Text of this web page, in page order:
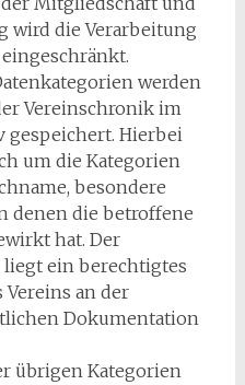
wird die Verarbeitung
werden
Vereinschronik im
gespeichert. Hierbei
um die Kategorien
besondere
denen die betroffene
hat. Der
ein berechtigtes
Vereins an der
Dokumentation
übrigen Kategorien